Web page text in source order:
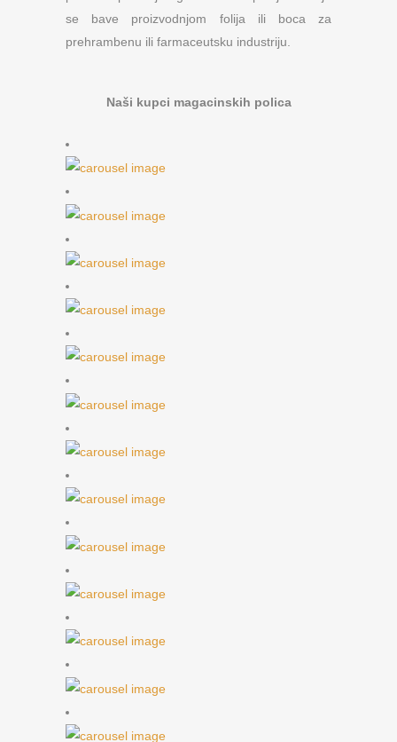
se bave proizvodnjom folija ili boca za
prehrambenu ili farmaceutsku industriju.
Naši kupci magacinskih polica